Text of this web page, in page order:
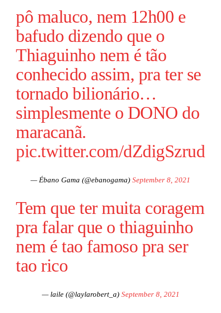
pô maluco, nem 12h00 e
bafudo dizendo que o
Thiaguinho nem é tão
conhecido assim, pra ter se
tornado bilionário…
simplesmente o DONO do
maracanã.
pic.twitter.com/dZdigSzrud
— Ébano Gama (@ebanogama) September 8, 2021
Tem que ter muita coragem
pra falar que o thiaguinho
nem é tao famoso pra ser
tao rico
— laile (@laylarobert_a) September 8, 2021